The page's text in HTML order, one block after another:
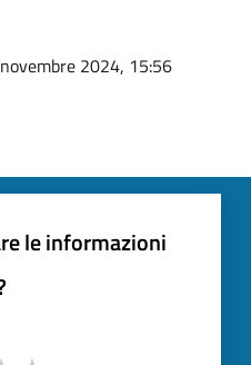
2024, 15:56
le informazioni